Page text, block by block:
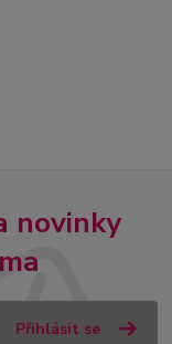
novinky
Přihlásit se